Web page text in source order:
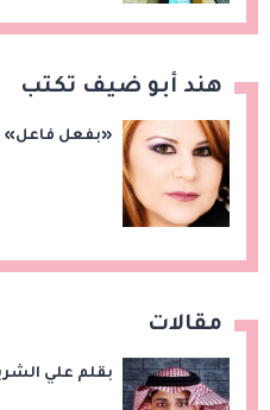
هند أبو ضيف تكتب
«بفعل فاعل»
مقالات
بقلم علي